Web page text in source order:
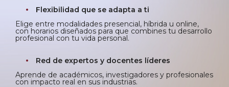
Flexibilidad que se adapta a ti
Elige entre modalidades presencial, híbrida u online,
con horarios diseñados para que combines tu desarrollo
profesional con tu vida personal.
Red de expertos y docentes líderes
Aprende de académicos, investigadores y profesionales
con impacto real en sus industrias.